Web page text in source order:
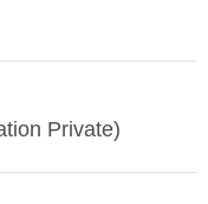
Private)